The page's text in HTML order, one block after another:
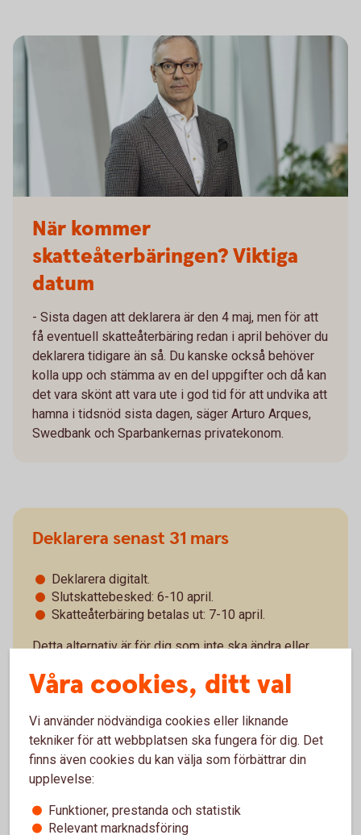
När kommer
skatteåterbäringen? Viktiga
datum
- Sista dagen att deklarera är den 4 maj, men för att
få eventuell skatteåterbäring redan i april behöver du
deklarera tidigare än så. Du kanske också behöver
kolla upp och stämma av en del uppgifter och då kan
det vara skönt att vara ute i god tid för att undvika att
hamna i tidsnöd sista dagen, säger Arturo Arques,
Swedbank och Sparbankernas privatekonom.
Deklarera senast 31 mars
Deklarera digitalt.
Slutskattebesked: 6-10 april.
Skatteåterbäring betalas ut: 7-10 april.
Detta alternativ är för dig som inte ska ändra eller
tidigare skatteåterbäring.
Deklarera senast 4 maj
Våra cookies, ditt val
Vi använder nödvändiga cookies eller liknande
tekniker för att webbplatsen ska fungera för dig. Det
finns även cookies du kan välja som förbättrar din
upplevelse:
Funktioner, prestanda och statistik
Relevant marknadsföring